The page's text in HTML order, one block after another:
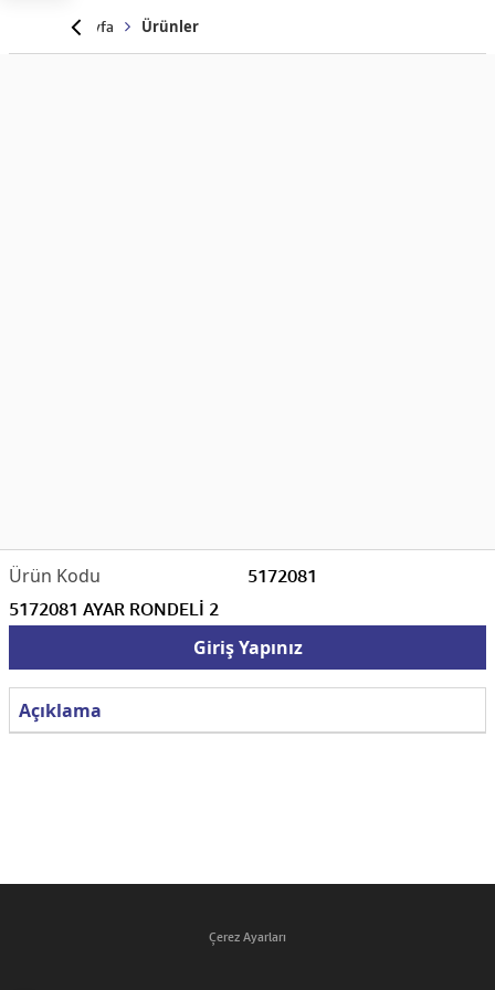
Anasayfa Ürünler
5172081
5172081 AYAR RONDELİ 2
Giriş Yapınız
Açıklama
Çerez Ayarları